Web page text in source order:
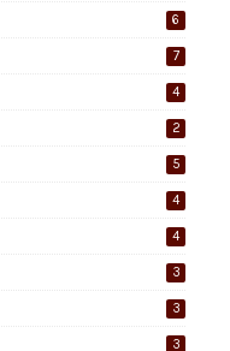
6
7
4
2
5
4
4
3
3
3